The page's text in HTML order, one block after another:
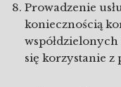
Prowadzenie
koniecznością
się korzystanie